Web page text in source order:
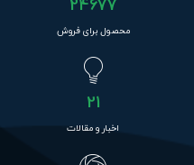
24677
محصول برای فروش
21
اخبار و مقالات